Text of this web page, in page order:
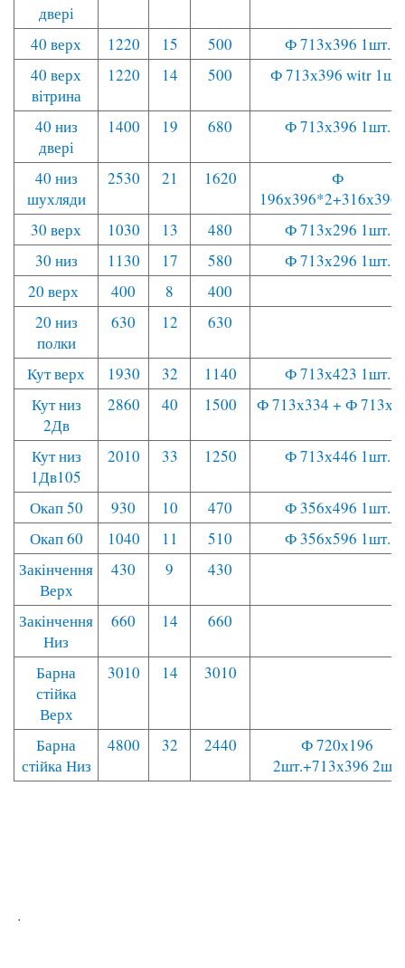
двері
40 верх 1220 15 500
Ф 713х396 1шт.
40 верх
вітрина
1220 14 500 Ф 713х396 witr 1шт.
40 низ
двері
1400 19 680 Ф 713х396 1шт.
40 низ
шухляди
2530 21 1620
Ф
30 верх
1030 13 480
Ф 713х296 1шт.
30 низ
1130 17 580
Ф 713х296 1шт.
20 верх
400 8
400
20 низ
полки
630 12 630
Кут верх 1930 32 1140
Ф 713х423 1шт.
Кут низ
2Дв
2860 40 1500 Ф 713х334 + Ф
Кут низ
1Дв105
2010 33 1250 Ф 713х446 1шт.
Окап 50 930 10 470
Ф 356х496 1шт.
Окап 60
1040 11 510
Ф 356х596 1шт.
Закінчення
Верх
430 9 430
Закінчення
Низ
660 14 660
Барна
стійка
Верх
3010 14 3010
Барна
стійка Низ
4800 32 2440
Ф 720х196
2шт.+713х396 2шт.
.